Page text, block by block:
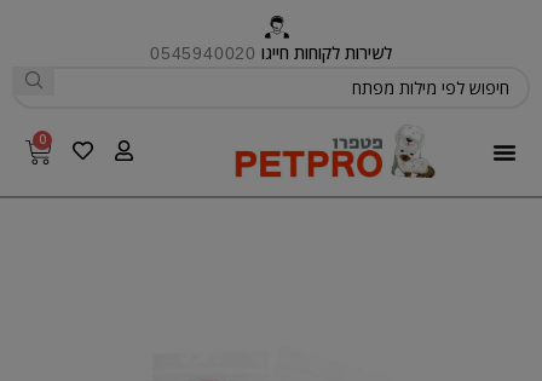
לשירות לקוחות חייגו 0545940020
0